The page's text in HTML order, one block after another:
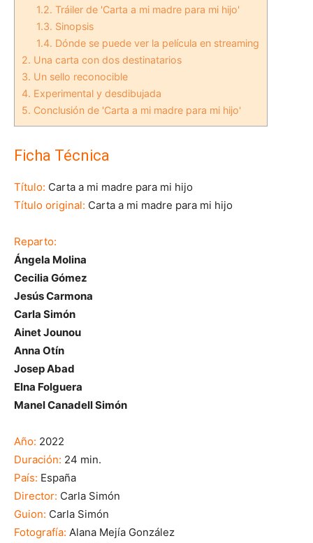
1.2. Tráiler de 'Carta a mi madre para mi hijo'
1.3. Sinopsis
1.4. Dónde se puede ver la película en streaming
2. Una carta con dos destinatarios
3. Un sello reconocible
4. Experimental y desdibujada
5. Conclusión de 'Carta a mi madre para mi hijo'
Ficha Técnica
Título: Carta a mi madre para mi hijo
Título original: Carta a mi madre para mi hijo
Reparto:
Ángela Molina
Cecilia Gómez
Jesús Carmona
Carla Simón
Ainet Jounou
Anna Otín
Josep Abad
Elna Folguera
Manel Canadell Simón
Año: 2022
Duración: 24 min.
País: España
Director: Carla Simón
Guion: Carla Simón
Fotografía: Alana Mejía González